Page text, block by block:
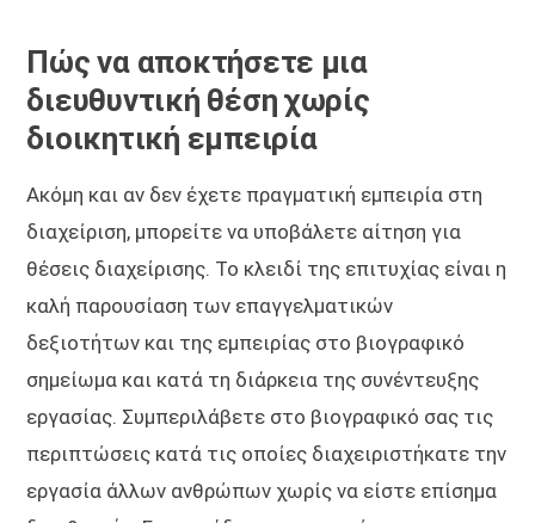
Πώς να αποκτήσετε μια
διευθυντική θέση χωρίς
διοικητική εμπειρία
Ακόμη και αν δεν έχετε πραγματική εμπειρία στη
διαχείριση, μπορείτε να υποβάλετε αίτηση για
θέσεις διαχείρισης. Το κλειδί της επιτυχίας είναι η
καλή παρουσίαση των επαγγελματικών
δεξιοτήτων και της εμπειρίας στο βιογραφικό
σημείωμα και κατά τη διάρκεια της συνέντευξης
εργασίας. Συμπεριλάβετε στο βιογραφικό σας τις
περιπτώσεις κατά τις οποίες διαχειριστήκατε την
εργασία άλλων ανθρώπων χωρίς να είστε επίσημα